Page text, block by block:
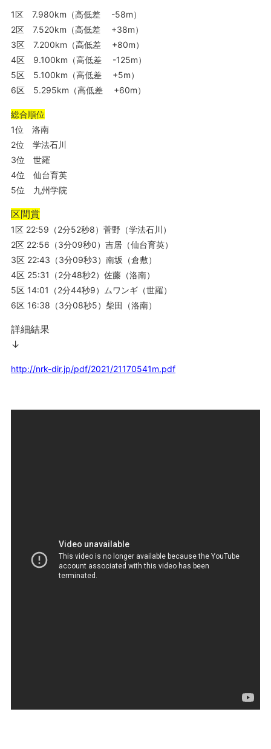
1区 7.980km（高低差 -58m）
2区 7.520km（高低差 +38m）
3区 7.200km（高低差 +80m）
4区 9.100km（高低差 -125m）
5区 5.100km（高低差 +5m）
6区 5.295km（高低差 +60m）
総合順位
1位 洛南
2位 学法石川
3位 世羅
4位 仙台育英
5位 九州学院
区間賞
1区 22:59（2分52秒8）菅野（学法石川）
2区 22:56（3分09秒0）吉居（仙台育英）
3区 22:43（3分09秒3）南坂（倉敷）
4区 25:31（2分48秒2）佐藤（洛南）
5区 14:01（2分44秒9）ムワンギ（世羅）
6区 16:38（3分08秒5）柴田（洛南）
詳細結果
↓
http://nrk-dir.jp/pdf/2021/21170541m.pdf